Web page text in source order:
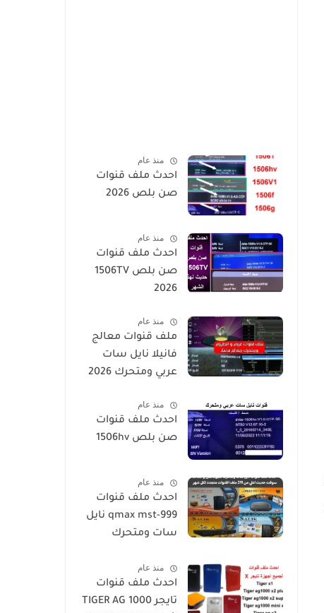
منذ عام
احدث ملف قنوات
صن بلص 2026
منذ عام
احدث ملف قنوات
صن بلص 1506TV
2026
منذ عام
ملف قنوات معالج
فانيلا نايل سات
عربي ومتحرك 2026
منذ عام
احدث ملف قنوات
صن بلص 1506hv
منذ عام
احدث ملف قنوات
qmax mst-999 نايل
سات ومتحرك
H1 Mini-Qmax H2
Mini 2 USB-SALIK
منذ عام
احدث ملف قنوات
تايجر TIGER AG 1000